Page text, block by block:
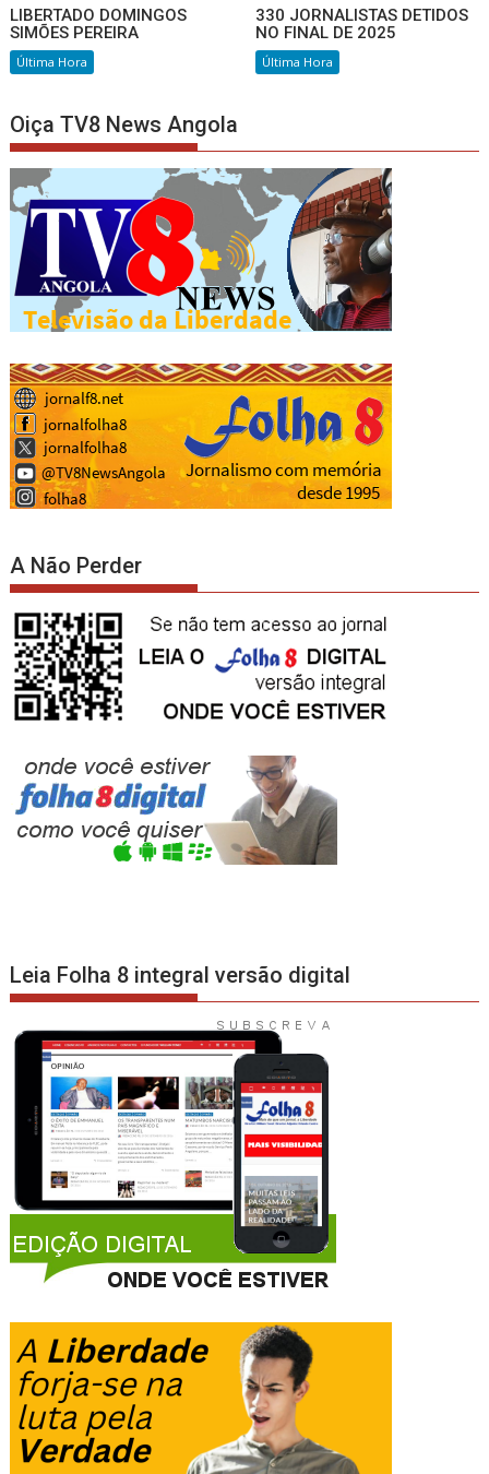
LIBERTADO DOMINGOS
SIMÕES PEREIRA
Última Hora
330 JORNALISTAS DETIDOS
NO FINAL DE 2025
Última Hora
Oiça TV8 News Angola
A Não Perder
Leia Folha 8 integral versão digital